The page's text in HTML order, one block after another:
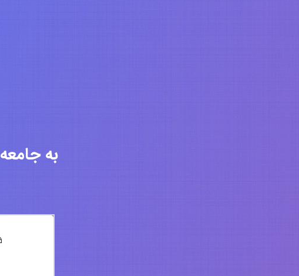
به جامعه 6318 نفری مهندسین سایت بپیوندید